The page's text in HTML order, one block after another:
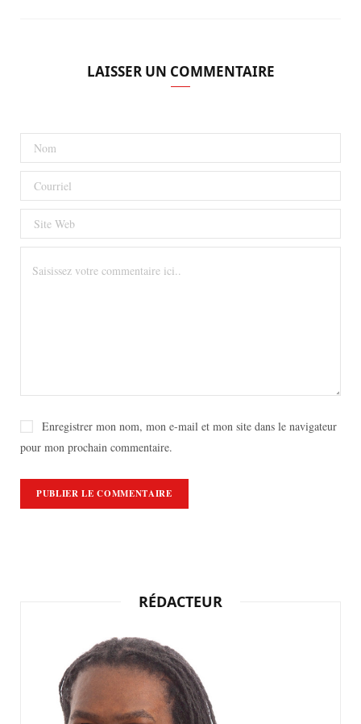
LAISSER UN COMMENTAIRE
Enregistrer mon nom, mon e-mail et mon site dans le navigateur
pour mon prochain commentaire.
RÉDACTEUR